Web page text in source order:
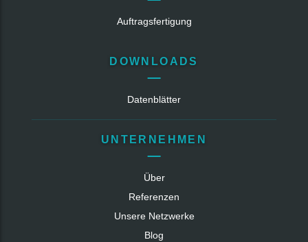
Auftragsfertigung
DOWNLOADS
Datenblätter
UNTERNEHMEN
Über
Referenzen
Unsere Netzwerke
Blog